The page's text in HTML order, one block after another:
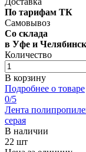
По тарифам ТК
Самовывоз
Со склада
в Уфе и
Количество
В корзину
Подробнее о товаре
0/5
Лента
серая
В наличии
22 шт